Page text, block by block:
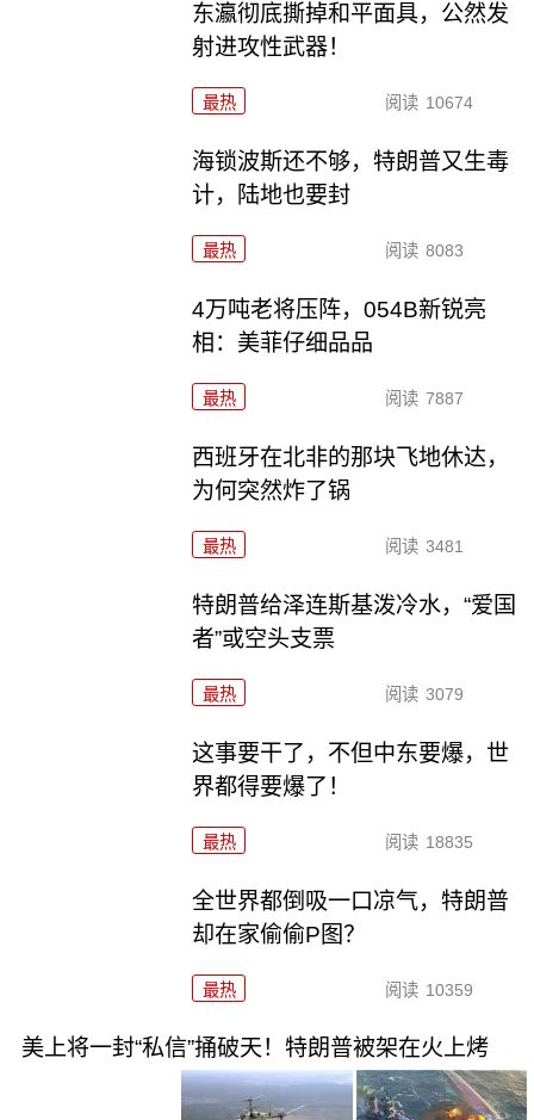
东瀛彻底撕掉和平面具，公然发
射进攻性武器！
最热 阅读 10674
海锁波斯还不够，特朗普又生毒
计，陆地也要封
最热 阅读 8083
4万吨老将压阵，054B新锐亮
相：美菲仔细品品
最热 阅读 7887
西班牙在北非的那块飞地休达，
为何突然炸了锅
最热 阅读 3481
特朗普给泽连斯基泼冷水，“爱国
者”或空头支票
最热 阅读 3079
这事要干了，不但中东要爆，世
界都得要爆了！
最热 阅读 18835
全世界都倒吸一口凉气，特朗普
却在家偷偷P图？
最热 阅读 10359
美上将一封“私信”捅破天！特朗普被架在火上烤